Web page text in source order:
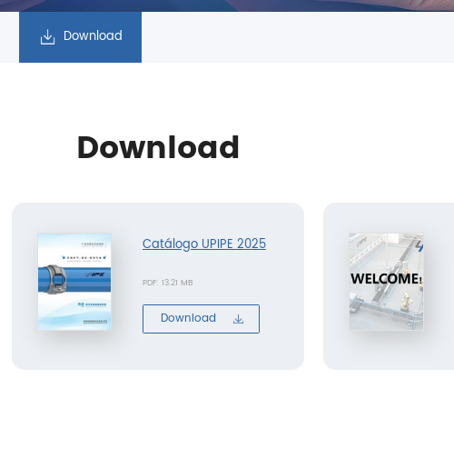
Download
Download
Catálogo UPIPE 2025
PDF: 13.21 MB
Download